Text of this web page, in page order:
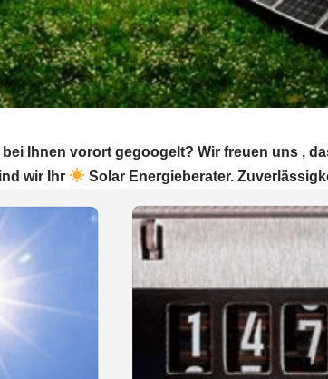
Ihnen vorort gegoogelt? Wir freuen uns ,
wir Ihr
Solar Energieberater.